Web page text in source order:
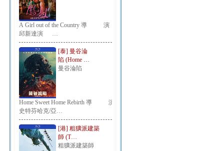
A Girl out of the Country 導 演：
邱新達演 …
[泰] 曼谷淪
陷 (Home …
曼谷淪陷
Home Sweet Home Rebirth 導 演：
史特芬哈克/亞…
[港] 粗獷派建築
師 (T…
粗獷派建築師